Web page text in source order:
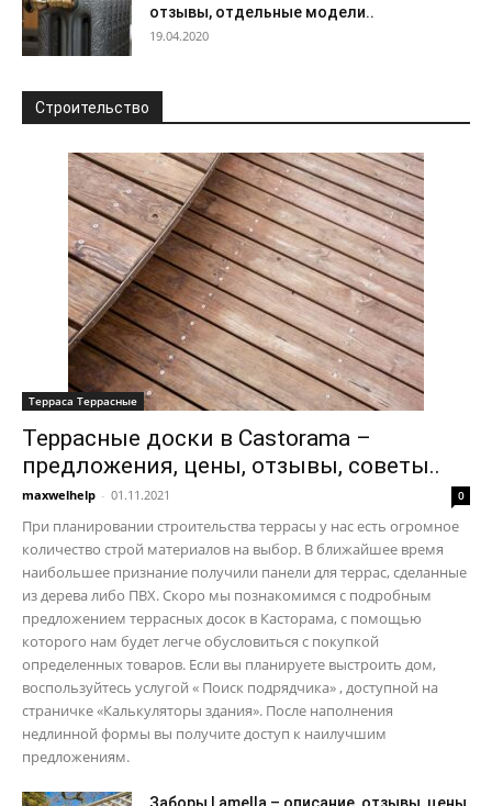
отзывы, отдельные модели..
19.04.2020
Строительство
Терраса Террасные
Террасные доски в Castorama –
предложения, цены, отзывы, советы..
maxwelhelp - 01.11.2021 0
При планировании строительства террасы у нас есть огромное
количество строй материалов на выбор. В ближайшее время
наибольшее признание получили панели для террас, сделанные
из дерева либо ПВХ. Скоро мы познакомимся с подробным
предложением террасных досок в Касторама, с помощью
которого нам будет легче обусловиться с покупкой
определенных товаров. Если вы планируете выстроить дом,
воспользуйтесь услугой « Поиск подрядчика» , доступной на
страничке «Калькуляторы здания». После наполнения
недлинной формы вы получите доступ к наилучшим
предложениям.